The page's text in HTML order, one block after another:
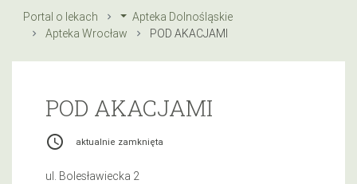
Portal o lekach
Apteka Dolnośląskie
Apteka Wrocław
POD AKACJAMI
POD AKACJAMI
access_time aktualnie zamknięta
ul. Bolesławiecka 2